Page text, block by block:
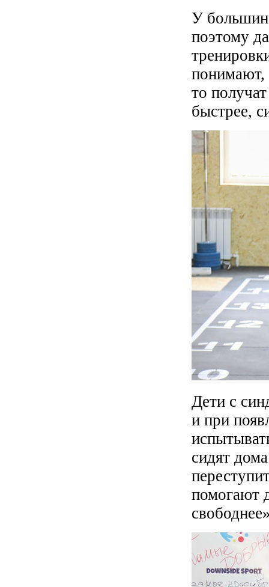
У
поэтому
понимают,
то
быстрее,
Дети с
и при
сидят
помогают